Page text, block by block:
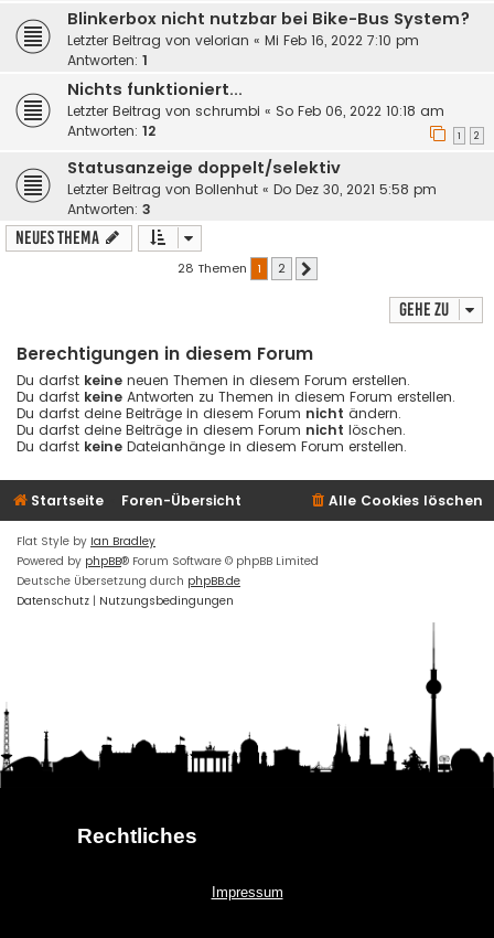
Blinkerbox nicht nutzbar bei Bike-Bus System?
Letzter Beitrag von velorian « Mi Feb 16, 2022 7:10 pm
Antworten: 1
Nichts funktioniert...
Letzter Beitrag von schrumbi « So Feb 06, 2022 10:18 am
Antworten: 12 1 2
Statusanzeige doppelt/selektiv
Letzter Beitrag von Bollenhut « Do Dez 30, 2021 5:58 pm
Antworten: 3
Neues Thema
28 Themen 1 2
Gehe zu
Berechtigungen in diesem Forum
Du darfst keine neuen Themen in diesem Forum erstellen.
Du darfst keine Antworten zu Themen in diesem Forum erstellen.
Du darfst deine Beiträge in diesem Forum nicht ändern.
Du darfst deine Beiträge in diesem Forum nicht löschen.
Du darfst keine Dateianhänge in diesem Forum erstellen.
Startseite Foren-Übersicht Alle Cookies löschen
Flat Style by Ian Bradley
Powered by phpBB® Forum Software © phpBB Limited
Deutsche Übersetzung durch phpBB.de
Datenschutz | Nutzungsbedingungen
Rechtliches
Impressum